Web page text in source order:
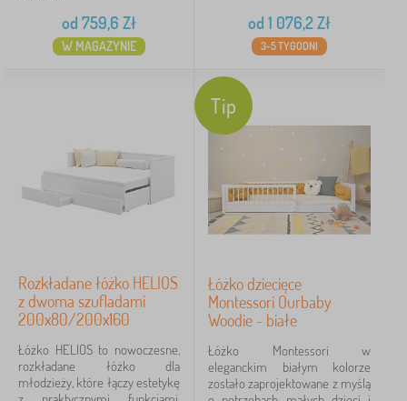
białe
6
sosna
więcej
>
Dekor łóżko
Monochromatyczny
1
od 759,6 Zł
W MAGAZYNIE
od 1 076,2Zł
3-5 TYGODNI
Rozkładane łóżko HELIOS
z dwoma szufladami
200x80/200x160
Łóżko HELIOS to nowoczesne,
rozkładane łóżko dla
młodzieży, które łączy estetykę
Tip
Łóżko dziecięce
Montessori Ourbaby
Woodie - białe
Łóżko Montessori w
eleganckim białym kolorze
zostało zaprojektowane z myślą